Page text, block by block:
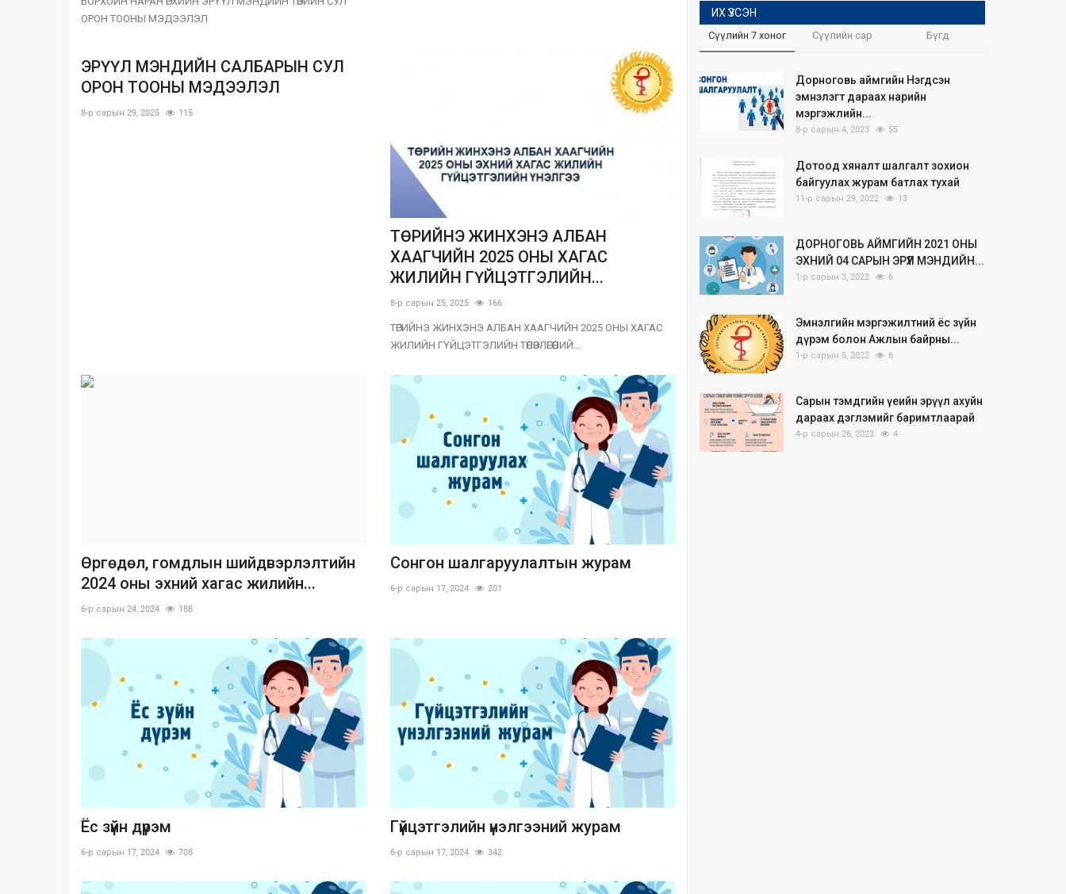
ОРОН ТООНЫ МЭДЭЭЛЭЛ
ЭРҮҮЛ МЭНДИЙН САЛБАРЫН СУЛ
ОРОН ТООНЫ МЭДЭЭЛЭЛ
8-р сарын 29, 2025 115
ТӨРИЙНЭ ЖИНХЭНЭ АЛБАН
ХААГЧИЙН 2025 ОНЫ ХАГАС
ЖИЛИЙН ГҮЙЦЭТГЭЛИЙН...
8-р сарын 25, 2025 166
ТӨРИЙНЭ ЖИНХЭНЭ АЛБАН ХААГЧИЙН 2025 ОНЫ ХАГАС
ЖИЛИЙН ГҮЙЦЭТГЭЛИЙН ТӨЛӨВЛӨГӨӨНИЙ...
Өргөдөл, гомдлын шийдвэрлэлтийн
2024 оны эхний хагас жилийн...
6-р сарын 24, 2024 188
Сонгон шалгаруулалтын журам
6-р сарын 17, 2024 201
Ёс зүйн дүрэм
6-р сарын 17, 2024 705
Гүйцэтгэлийн үнэлгээний журам
6-р сарын 17, 2024 342
ИХ ҮЗСЭН
Сүүлийн 7 хоног Сүүлийн сар Бүгд
Дорноговь аймгийн Нэгдсэн
эмнэлэгт дараах нарийн
мэргэжлийн...
8-р сарын 4, 2023 55
Дотоод хяналт шалгалт зохион
байгуулах журам батлах тухай
11-р сарын 29, 2022 13
ДОРНОГОВЬ АЙМГИЙН 2021 ОНЫ
ЭХНИЙ 04 САРЫН ЭРҮҮЛ МЭНДИЙН...
1-р сарын 3, 2022 6
Эмнэлгийн мэргэжилтний ёс зүйн
дүрэм болон Ажлын байрны...
1-р сарын 5, 2022 6
Сарын тэмдгийн үеийн эрүүл ахуйн
дараах дэглэмийг баримтлаарай
4-р сарын 26, 2023 4